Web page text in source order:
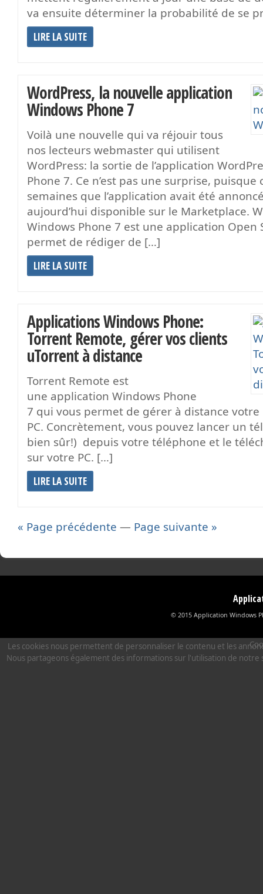
va ensuite déterminer la probabilité de se
LIRE LA SUITE
WordPress, la nouvelle application
Windows Phone 7
Voilà une nouvelle qui va réjouir tous
nos lecteurs webmaster qui utilisent
WordPress: la sortie de l’application
Phone 7. Ce n’est pas une surprise, puisque
semaines que l’application avait été
aujourd’hui disponible sur le Marketplace.
Windows Phone 7 est une application Open
permet de rédiger de […]
LIRE LA SUITE
Applications Windows Phone:
Torrent Remote, gérer vos clients
uTorrent à distance
Torrent Remote est
une application Windows Phone
7 qui vous permet de gérer à distance
PC. Concrètement, vous pouvez lancer un
bien sûr!) depuis votre téléphone et le
sur votre PC. […]
LIRE LA SUITE
« Page précédente — Page suivante »
© 2015 Application Windows
Les cookies nous permettent de personnaliser le contenu et les
Nous partageons également des informations sur l'utilisation de